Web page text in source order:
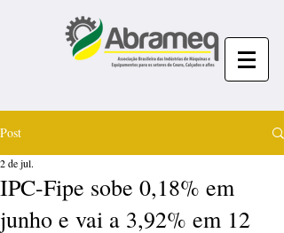
Post
IPC-Fipe sobe 0,18% em
junho e vai a 3,92% em 12
2 de jul.